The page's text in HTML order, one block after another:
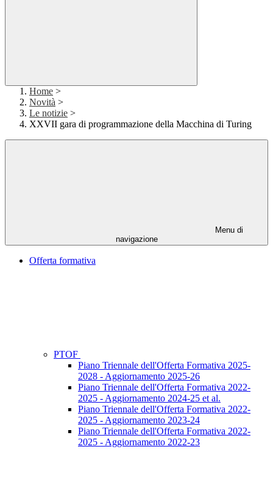
Home >
Novità >
Le notizie >
XXVII gara di programmazione della Macchina di Turing
Menu di
navigazione
Offerta formativa
PTOF
Piano Triennale dell'Offerta Formativa 2025-
2028 - Aggiornamento 2025-26
Piano Triennale dell'Offerta Formativa 2022-
2025 - Aggiornamento 2024-25 et al.
Piano Triennale dell'Offerta Formativa 2022-
2025 - Aggiornamento 2023-24
Piano Triennale dell'Offerta Formativa 2022-
2025 - Aggiornamento 2022-23